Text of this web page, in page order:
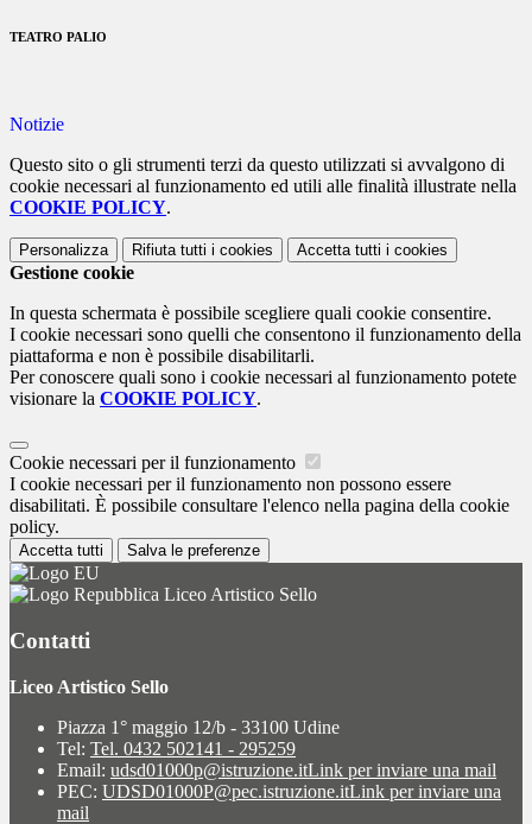
TEATRO PALIO
Notizie
Questo sito o gli strumenti terzi da questo utilizzati si avvalgono di
cookie necessari al funzionamento ed utili alle finalità illustrate nella
COOKIE POLICY.
Personalizza Rifiuta tutti i cookies Accetta tutti i cookies
Gestione cookie
In questa schermata è possibile scegliere quali cookie consentire.
I cookie necessari sono quelli che consentono il funzionamento della
piattaforma e non è possibile disabilitarli.
Per conoscere quali sono i cookie necessari al funzionamento potete
visionare la COOKIE POLICY.
Cookie necessari per il funzionamento
I cookie necessari per il funzionamento non possono essere
disabilitati. È possibile consultare l'elenco nella pagina della cookie
policy.
Accetta tutti Salva le preferenze
Liceo Artistico Sello
Contatti
Liceo Artistico Sello
Piazza 1° maggio 12/b - 33100 Udine
Tel: Tel. 0432 502141 - 295259
Email: udsd01000p@istruzione.itLink per inviare una mail
PEC: UDSD01000P@pec.istruzione.itLink per inviare una
mail